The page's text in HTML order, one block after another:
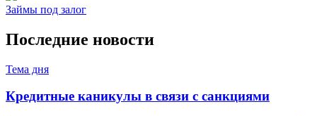
Займы под залог
Последние новости
Тема дня
Кредитные каникулы в связи с санкциями